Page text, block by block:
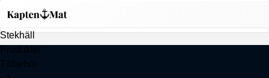
Stekhäll
Produkter
Tillbehör